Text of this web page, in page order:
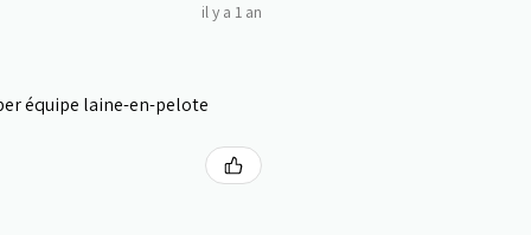
il y a 1 an
équipe laine-en-pelote